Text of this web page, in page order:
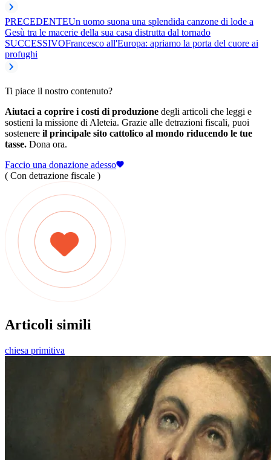
PRECEDENTEUn uomo suona una splendida canzone di lode a
Gesù tra le macerie della sua casa distrutta dal tornado
SUCCESSIVOFrancesco all'Europa: apriamo la porta del cuore ai
profughi
Ti piace il nostro contenuto?
Aiutaci a coprire i costi di produzione degli articoli che leggi e
sostieni la missione di Aleteia. Grazie alle detrazioni fiscali, puoi
sostenere il principale sito cattolico al mondo riducendo le tue
tasse. Dona ora.
Faccio una donazione adesso
( Con detrazione fiscale )
Articoli simili
chiesa primitiva